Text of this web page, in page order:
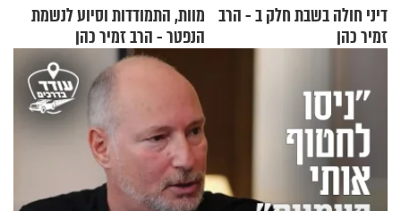
דיני חולה בשבת חלק ב - הרב
זמיר כהן
מוות, התמודדות וסיוע לנשמת
הנפטר - הרב זמיר כהן